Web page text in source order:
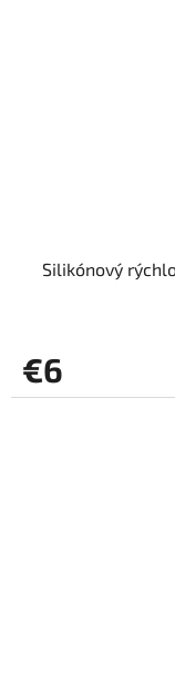
Silikónový
€6